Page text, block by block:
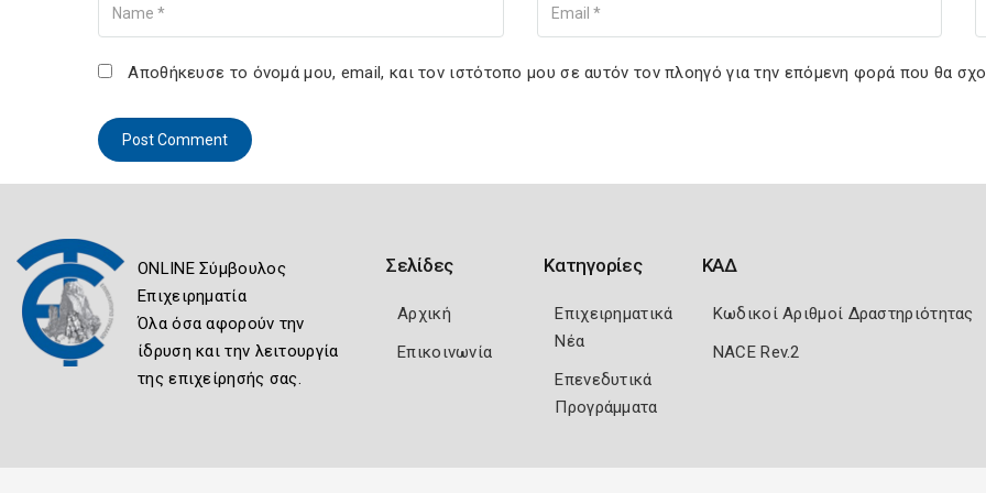
Αποθήκευσε το όνομά μου, email, και τον ιστότοπο μου σε αυτόν τον πλοηγό για την επόμενη φορά που θα
ONLINE Σύμβουλος
Επιχειρηματία
Όλα όσα αφορούν την
ίδρυση και την λειτουργία
της επιχείρησής σας.
Σελίδες
Αρχική
Επικοινωνία
Κατηγορίες
Επιχειρηματικά
Νέα
Επενεδυτικά
Προγράμματα
ΚΑΔ
Κωδικοί Αριθμοί Δραστηριότητας
NACE Rev.2